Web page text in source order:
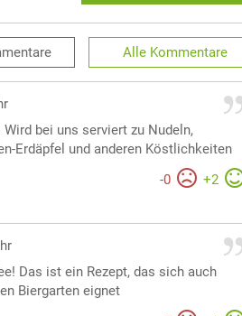
Alle Kommentare
bei uns serviert zu Nudeln,
Erdäpfel und anderen Köstlichkeiten
-0 +2
Das ist ein Rezept, das sich auch
Biergarten eignet